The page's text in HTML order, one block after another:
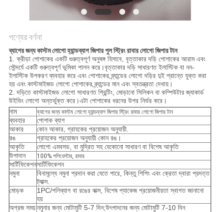
পণ্যের বর্ণনা
ব্যাগের জন্য কাস্টম লোগো হ্যান্ডব্যাগ জিপার পুল স্ট্রিং রাবার লোগো জিপার টান
1. ক্রীড়া পোশাকের একটি গুরুত্বপূর্ণ অনুষঙ্গ হিসাবে, বৃত্তাকার দড়ি পোশাকের আরাম এবং
সৌন্দর্যে একটি গুরুত্বপূর্ণ ভূমিকা পালন করে।বৃত্তাকার দড়ি সাধারণত ইলাস্টিক বা নন-
ইলাস্টিক উপকরণ ব্যবহার করে এবং পোশাকের ব্র্যান্ডের লোগো দড়ির দুই প্রান্তে যুক্ত করা
হয় এবং কাস্টমাইজড লোগো পোশাকের ব্র্যান্ডের মান এবং স্বতন্ত্রতা দেখায়।
2. দড়িতে কাস্টমাইজড লোগো সাধারণত প্রিন্টিং, মোড়ানো সিলিকন বা কম্পিউটার জ্যাকার্ড
উইভিং লোগো অন্তর্ভুক্ত করে।এটা পোশাকের ধরনের উপর নির্ভর করে।
নাম
ব্যাগের জন্য কাস্টম লোগো হ্যান্ডব্যাগ জিপার স্ট্রিং রাবার লোগো জিপার টান
ব্যবহার
পোশাক ব্যাগ
আকার
কোন আকার, গ্রাহকের প্রয়োজন অনুযায়ী.
রঙ
গ্রাহকের প্রয়োজন অনুযায়ী কোন রঙ।
আকৃতি
লোগো এমবসড, বা মুদ্রিত সহ যেকোনো সাধারণ বা বিশেষ আকৃতি
উপাদান
100% পলিয়েস্টার, রাবার
সার্টিফিকেশনসার্টিফিকেশন
নমুনা
বিনামূল্যে নমুনা প্রদান করা যেতে পারে, কিন্তু শিপিং এবং ক্রেতা দ্বারা প্রদত্ত
ট্যাক্স.
মোড়ক
1PC/পলিব্যাগ বা রঙের বাক্স, বিশেষ প্যাকেজ প্রয়োজনীয়তা স্বাগত জানানো
হয়
অগ্রজ সময়নমুনার জন্য মোটামুটি 5-7 দিন;উৎপাদনের জন্য মোটামুটি 7-10 দিন